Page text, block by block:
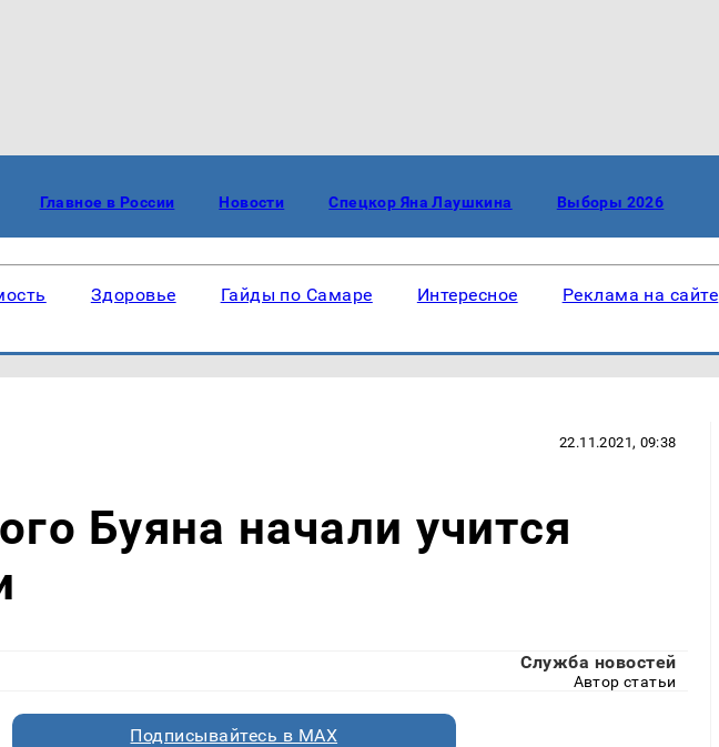
Главное в России Новости Спецкор Яна Лаушкина Выборы 2026
Здоровье Гайды по Самаре Интересное Реклама на сайте
22.11.2021, 09:38
Буяна начали учится
Служба новостей
Автор статьи
Подписывайтесь в MAX